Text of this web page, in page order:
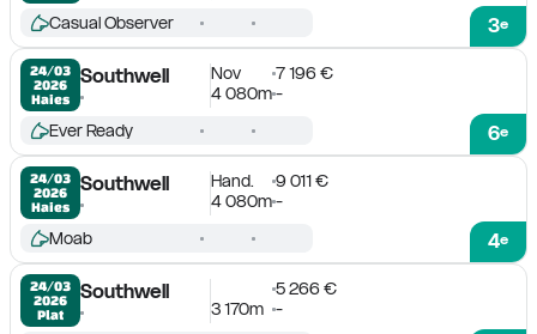
3e
Casual Observer
24/03
2026
Haies
Southwell Nov
7 196 €
4 080m-
6e
Ever Ready
24/03
2026
Haies
Southwell Hand.
9 011 €
4 080m-
4e
Moab
24/03
2026
Plat
Southwell
5 266 €
3 170m -